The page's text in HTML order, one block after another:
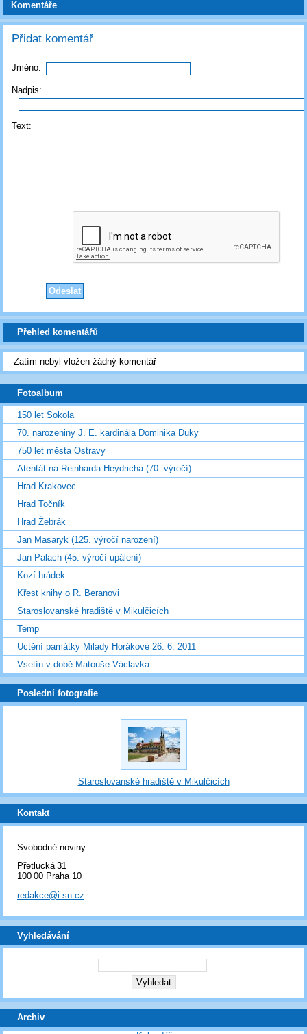
Komentáře
Přidat komentář
Jméno:
Nadpis:
Text:
Přehled komentářů
Zatím nebyl vložen žádný komentář
Fotoalbum
150 let Sokola
70. narozeniny J. E. kardinála Dominika Duky
750 let města Ostravy
Atentát na Reinharda Heydricha (70. výročí)
Hrad Krakovec
Hrad Točník
Hrad Žebrák
Jan Masaryk (125. výročí narození)
Jan Palach (45. výročí upálení)
Kozí hrádek
Křest knihy o R. Beranovi
Staroslovanské hradiště v Mikulčicích
Temp
Uctění památky Milady Horákové 26. 6. 2011
Vsetín v době Matouše Václavka
Poslední fotografie
Staroslovanské hradiště v Mikulčicích
Kontakt
Svobodné noviny
Přetlucká 31
100 00 Praha 10
redakce@i-sn.cz
Vyhledávání
Archiv